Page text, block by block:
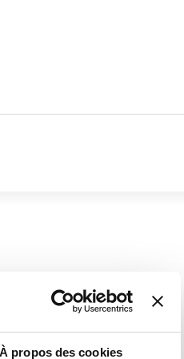
À propos des cookies